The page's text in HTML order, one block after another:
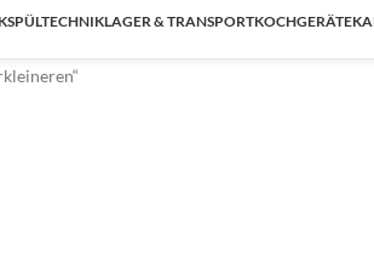
SPÜLTECHNIKLAGER & TRANSPORTKOCHGERÄTE